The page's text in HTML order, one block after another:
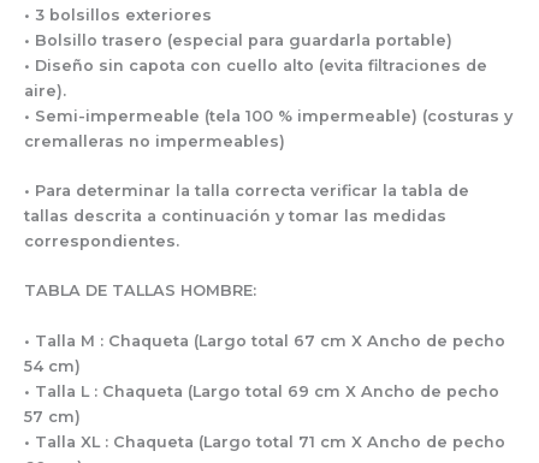
• 3 bolsillos exteriores
• Bolsillo trasero (especial para guardarla portable)
• Diseño sin capota con cuello alto (evita filtraciones de
aire).
• Semi-impermeable (tela 100 % impermeable) (costuras y
cremalleras no impermeables)
• Para determinar la talla correcta verificar la tabla de
tallas descrita a continuación y tomar las medidas
correspondientes.
TABLA DE TALLAS HOMBRE:
• Talla M : Chaqueta (Largo total 67 cm X Ancho de pecho
54 cm)
• Talla L : Chaqueta (Largo total 69 cm X Ancho de pecho
57 cm)
• Talla XL : Chaqueta (Largo total 71 cm X Ancho de pecho